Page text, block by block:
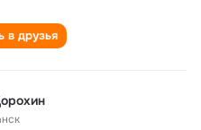
в друзья